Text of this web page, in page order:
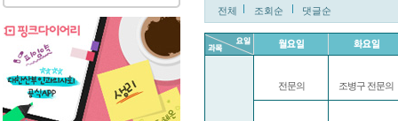
전체 조회순 댓글순
전문의 조병구 전문의